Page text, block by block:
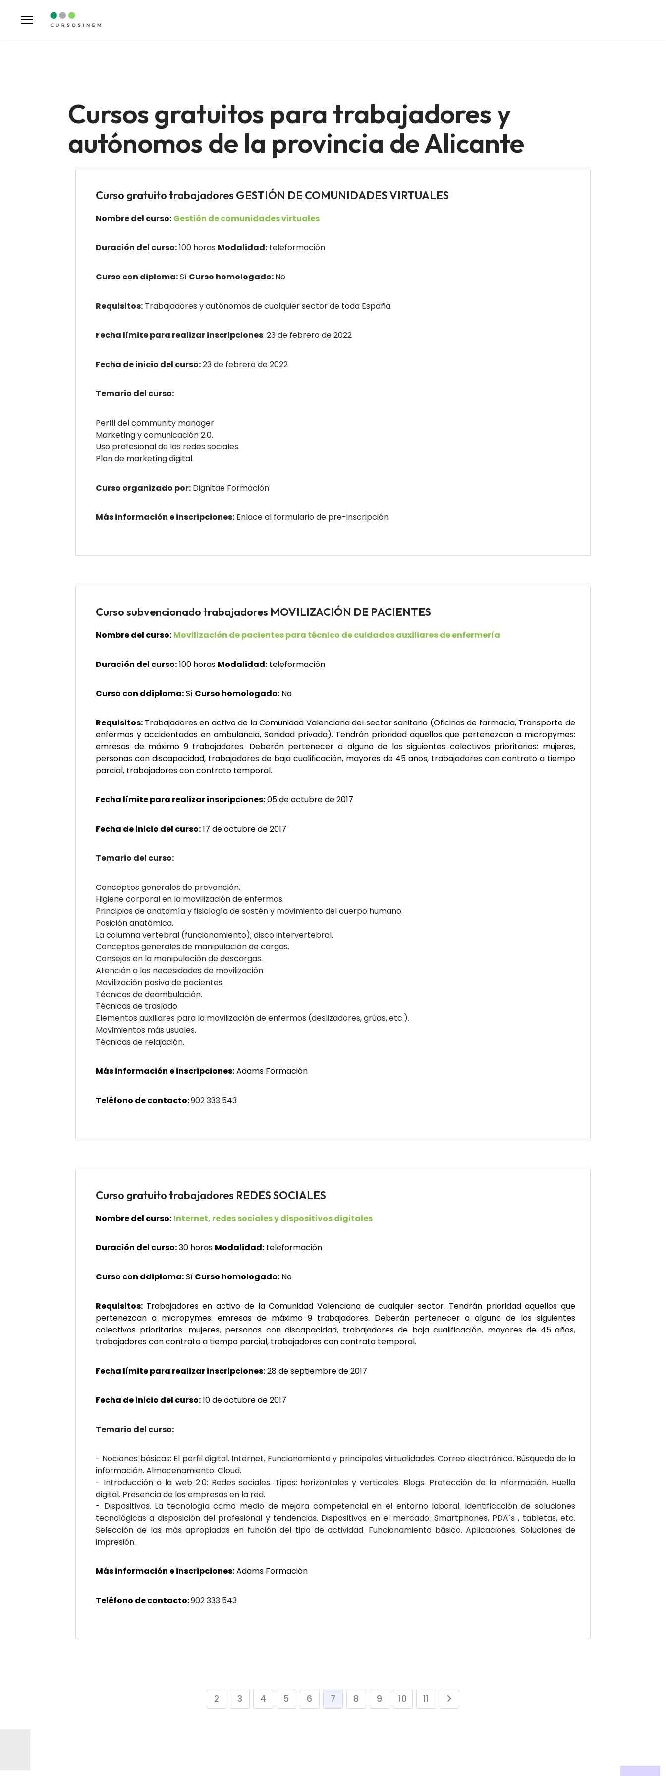
Cursos gratuitos para trabajadores y
autónomos de la provincia de Alicante
Curso gratuito trabajadores GESTIÓN DE COMUNIDADES VIRTUALES
Nombre del curso: Gestión de comunidades virtuales
Duración del curso:100 horas Modalidad: teleformación
Curso con diploma:Sí Curso homologado:No
Requisitos: Trabajadores y autónomos de cualquier sector de toda España.
Fecha límite para realizar inscripciones: 23 de febrero de 2022
Fecha de inicio del curso:23 de febrero de 2022
Temario del curso:
Perfil del community manager
Marketing y comunicación 2.0.
Uso profesional de las redes sociales.
Plan de marketing digital.
Curso organizado por: Dignitae Formación
Más información e inscripciones: Enlace al formulario de pre-inscripción
Curso subvencionado trabajadores MOVILIZACIÓN DE PACIENTES
Nombre del curso: Movilización de pacientes para técnico de cuidados auxiliares de enfermería
Duración del curso:100 horas Modalidad: teleformación
Curso con ddiploma:Sí Curso homologado: No
Requisitos: Trabajadores en activo de la Comunidad Valenciana del sector sanitario (Oficinas de farmacia, Transporte de
enfermos y accidentados en ambulancia, Sanidad privada). Tendrán prioridad aquellos que pertenezcan a micropymes:
emresas de máximo 9 trabajadores. Deberán pertenecer a alguno de los siguientes colectivos prioritarios: mujeres,
personas con discapacidad, trabajadores de baja cualificación, mayores de 45 años, trabajadores con contrato a tiempo
parcial, trabajadores con contrato temporal.
Fecha límite para realizar inscripciones:05 de octubrede 2017
Fecha de inicio del curso:17 de octubre de 2017
Temario del curso:
Conceptos generales de prevención.
Higiene corporal en la movilización de enfermos.
Principios de anatomía y fisiología de sostén y movimiento del cuerpo humano.
Posición anatómica.
La columna vertebral (funcionamiento); disco intervertebral.
Conceptos generales de manipulación de cargas.
Consejos en la manipulación de descargas.
Atención a las necesidades de movilización.
Movilización pasiva de pacientes.
Técnicas de deambulación.
Técnicas de traslado.
Elementos auxiliares para la movilización de enfermos (deslizadores, grúas, etc.).
Movimientos más usuales.
Técnicas de relajación.
Más información e inscripciones:Adams Formación
Teléfono de contacto:902 333 543
Curso gratuito trabajadores REDES SOCIALES
Nombre del curso: Internet, redes sociales y dispositivos digitales
Duración del curso:30 horas Modalidad: teleformación
Curso con ddiploma:Sí Curso homologado: No
Requisitos: Trabajadores en activo de la Comunidad Valenciana de cualquier sector. Tendrán prioridad aquellos que
pertenezcan a micropymes: emresas de máximo 9 trabajadores. Deberán pertenecer a alguno de los siguientes
colectivos prioritarios: mujeres, personas con discapacidad, trabajadores de baja cualificación, mayores de 45 años,
trabajadores con contrato a tiempo parcial, trabajadores con contrato temporal.
Fecha límite para realizar inscripciones:28 de septiembrede 2017
Fecha de inicio del curso:10 de octubre de 2017
Temario del curso:
- Nociones básicas: El perfil digital. Internet. Funcionamiento y principales virtualidades. Correo electrónico. Búsqueda de la
información. Almacenamiento. Cloud.
- Introducción a la web 2.0: Redes sociales. Tipos: horizontales y verticales. Blogs. Protección de la información. Huella
digital. Presencia de las empresas en la red.
- Dispositivos. La tecnología como medio de mejora competencial en el entorno laboral. Identificación de soluciones
tecnológicas a disposición del profesional y tendencias. Dispositivos en el mercado: Smartphones, PDA´s , tabletas, etc.
Selección de las más apropiadas en función del tipo de actividad. Funcionamiento básico. Aplicaciones. Soluciones de
impresión.
Más información e inscripciones:Adams Formación
Teléfono de contacto:902 333 543
2 3 4 5 6 7 8 9 10 11